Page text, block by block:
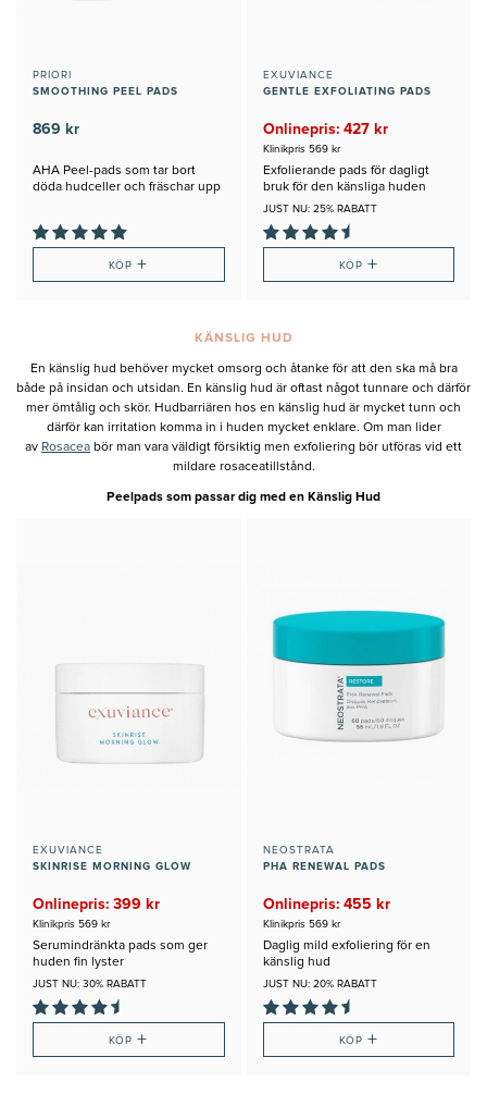
PRIORI
SMOOTHING PEEL PADS
869 kr
AHA Peel-pads som tar bort
döda hudceller och fräschar upp
KÖP+
EXUVIANCE
GENTLE EXFOLIATING PADS
Onlinepris: 427 kr
Klinikpris 569 kr
Exfolierande pads för dagligt
bruk för den känsliga huden
JUST NU: 25% RABATT
KÖP +
KÄNSLIG HUD
En känslig hud behöver mycket omsorg och åtanke för att den ska må bra
både på insidan och utsidan. En känslig hud är oftast något tunnare och därför
mer ömtålig och skör. Hudbarriären hos en känslig hud är mycket tunn och
därför kan irritation komma in i huden mycket enklare. Om man lider
av Rosacea bör man vara väldigt försiktig men exfoliering bör utföras vid ett
mildare rosaceatillstånd.
Peelpads som passar dig med en Känslig Hud
EXUVIANCE
SKINRISE MORNING GLOW
Onlinepris: 399 kr
Klinikpris 569 kr
Serumindränkta pads som ger
huden fin lyster
JUST NU: 30% RABATT
KÖP+
NEOSTRATA
PHA RENEWAL PADS
Onlinepris: 455 kr
Klinikpris 569 kr
Daglig mild exfoliering för en
känslig hud
JUST NU: 20% RABATT
KÖP +